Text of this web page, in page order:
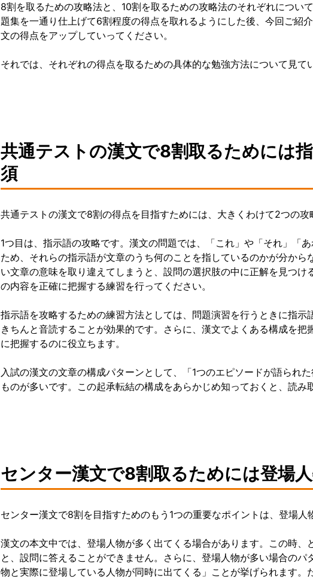
8割を取るための攻略法と、10割を取るための攻略法のそれぞれについ
題集を一通り仕上げて6割程度の得点を取れるようにした後、今回ご紹
文の得点をアップしていってください。
それでは、それぞれの得点を取るための具体的な勉強方法について見て
共通テストの漢文で8割取るためには
須
共通テストの漢文で8割の得点を目指すためには、大きくわけて2つの
1つ目は、指示語の攻略です。漢文の問題では、「これ」や「それ」「
ため、それらの指示語が文章のうち何のことを指しているのかが分か
い文章の意味を取り違えてしまうと、設問の選択肢の中に正解を見つ
の内容を正確に把握する練習を行ってください。
指示語を攻略するための練習方法としては、問題演習を行うときに指
きちんと音読することが効果的です。さらに、漢文でよくある構成を
に把握するのに役立ちます。
入試の漢文の文章の構成パターンとして、「1つのエピソードが語られ
ものが多いです。この起承転結の構成をあらかじめ知っておくと、読み
センター漢文で8割取るためには登場
センター漢文で8割を目指すためのもう1つの重要なポイントは、登場
漢文の本文中では、登場人物が多く出てくる場合があります。この時
と、設問に答えることができません。さらに、登場人物が多い場合の
物と実際に登場している人物が同時に出てくる」ことが挙げられます